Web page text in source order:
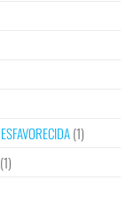
(1)
(1)